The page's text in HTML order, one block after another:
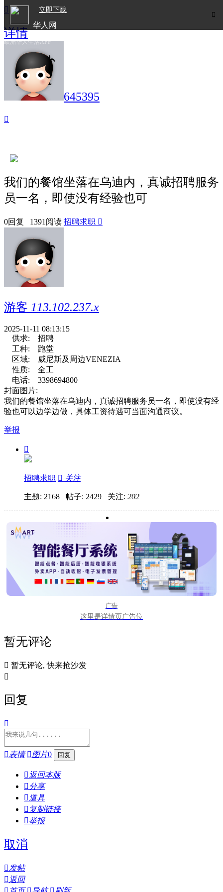

立即下载
华人网
欧洲华人生活APP

详情
645395

我们的餐馆坐落在乌迪内，真诚招聘服务
员一名，即使没有经验也可
0回复 1391阅读 招聘求职 
游客 113.102.237.x
2025-11-11 08:13:15
供求:
招聘
工种:
跑堂
区域:
威尼斯及周边VENEZIA
性质:
全工
电话:
3398694800
封面图片:
我们的餐馆坐落在乌迪内，真诚招聘服务员一名，即使没有经
验也可以边学边做，具体工资待遇可当面沟通商议。
举报

招聘求职  关注
主题: 2168 帖子: 2429 关注: 202
广告
这里是详情页广告位
暂无评论
 暂无评论, 快来抢沙发

回复

表情 图片0
 返回本版
分享
 道具
 复制链接
举报
取消
发帖
 返回